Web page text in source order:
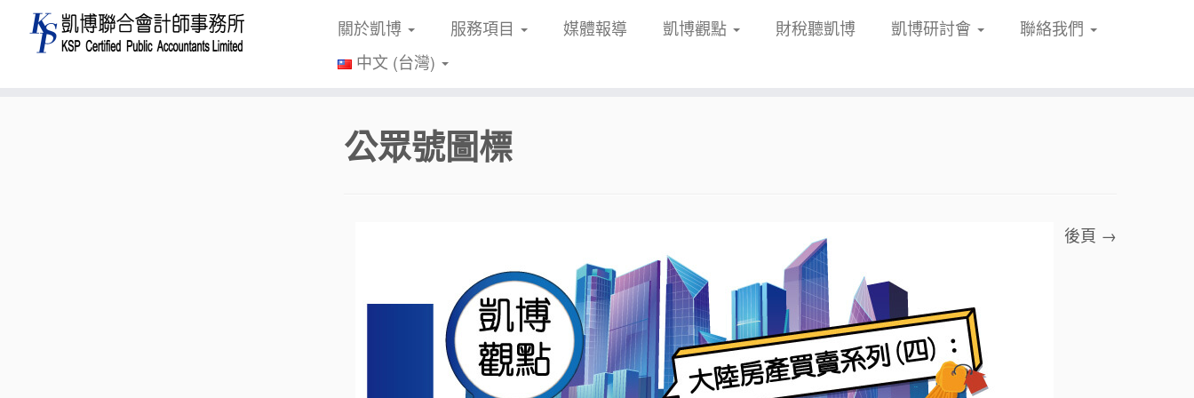
關於凱博 服務項目 媒體報導 凱博觀點 財稅聽凱博 凱博研討會
聯絡我們
中文 (台灣)
公眾號圖標
後頁 →